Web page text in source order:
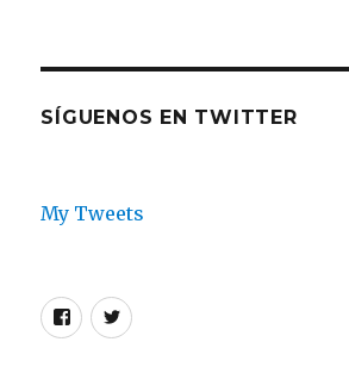
SÍGUENOS EN TWITTER
My Tweets
FacebookTwitter